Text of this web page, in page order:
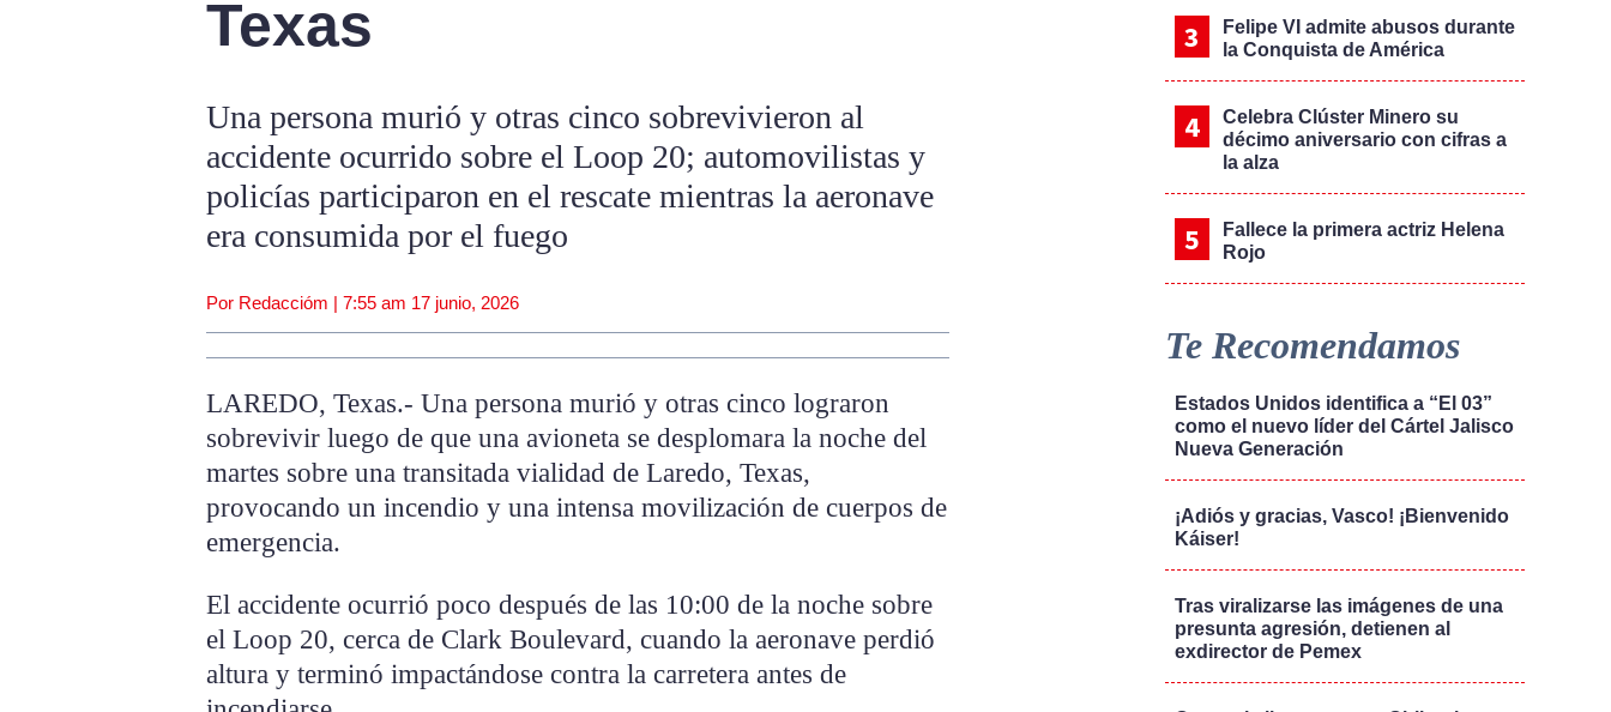
Texas
Una persona murió y otras cinco sobrevivieron al
accidente ocurrido sobre el Loop 20; automovilistas y
policías participaron en el rescate mientras la aeronave
era consumida por el fuego
Por Redaccióm | 7:55 am 17 junio, 2026
LAREDO, Texas.- Una persona murió y otras cinco lograron
sobrevivir luego de que una avioneta se desplomara la noche del
martes sobre una transitada vialidad de Laredo, Texas,
provocando un incendio y una intensa movilización de cuerpos de
emergencia.
El accidente ocurrió poco después de las 10:00 de la noche sobre
el Loop 20, cerca de Clark Boulevard, cuando la aeronave perdió
altura y terminó impactándose contra la carretera antes de
Felipe VI admite abusos durante
la Conquista de América
Celebra Clúster Minero su
décimo aniversario con cifras a
la alza
Fallece la primera actriz Helena
Rojo
Te Recomendamos
Estados Unidos identifica a “El 03”
como el nuevo líder del Cártel Jalisco
Nueva Generación
¡Adiós y gracias, Vasco! ¡Bienvenido
Káiser!
Tras viralizarse las imágenes de una
presunta agresión, detienen al
exdirector de Pemex